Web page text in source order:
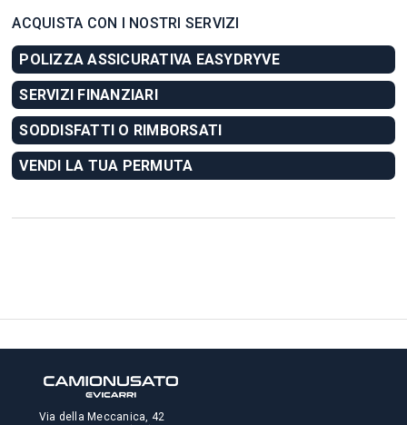
ACQUISTA CON I NOSTRI SERVIZI
POLIZZA ASSICURATIVA EASYDRYVE
SERVIZI FINANZIARI
SODDISFATTI O RIMBORSATI
VENDI LA TUA PERMUTA
Via della Meccanica, 42